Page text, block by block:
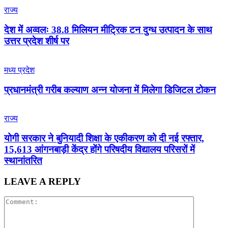
राज्य
देश में अव्वलः 38.8 मिलियन मीट्रिक टन दुग्ध उत्पादन के साथ
उत्तर प्रदेश शीर्ष पर
मध्य प्रदेश
प्रधानमंत्री गरीब कल्याण अन्न योजना में मिलेगा डिजिटल टोकन
राज्य
योगी सरकार ने बुनियादी शिक्षा के एकीकरण को दी नई रफ्तार,
15,613 आंगनबाड़ी केंद्र होंगे परिषदीय विद्यालय परिसरों में
स्थानांतरित
LEAVE A REPLY